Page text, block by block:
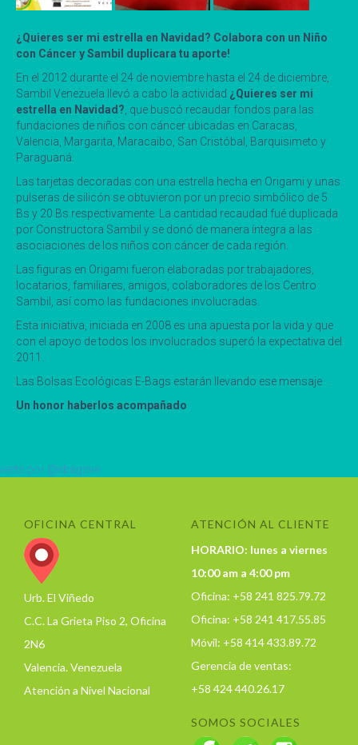
¿Quieres ser mi estrella en Navidad? Colabora con un Niño
con Cáncer y Sambil duplicara tu aporte!
En el 2012 durante el 24 de noviembre hasta el 24 de diciembre,
Sambil Venezuela llevó a cabo la actividad ¿Quieres ser mi
estrella en Navidad?, que buscó recaudar fondos para las
fundaciones de niños con cáncer ubicadas en Caracas,
Valencia, Margarita, Maracaibo, San Cristóbal, Barquisimeto y
Paraguaná.
Las tarjetas decoradas con una estrella hecha en Origami y unas
pulseras de silicón se obtuvieron por un precio simbólico de 5
Bs y 20 Bs respectivamente. La cantidad recaudad fué duplicada
por Constructora Sambil y se donó de manera íntegra a las
asociaciones de los niños con cáncer de cada región.
Las figuras en Origami fueron elaboradas por trabajadores,
locatarios, familiares, amigos, colaboradores de los Centro
Sambil, así como las fundaciones involucradas.
Esta iniciativa, iniciada en 2008 es una apuesta por la vida y que
con el apoyo de todos los involucrados superó la expectativa del
2011.
Las Bolsas Ecológicas E-Bags estarán llevando ese mensaje
Un honor haberlos acompañado
por @ebagsve
OFICINA CENTRAL
Urb. El Viñedo
C.C. La Grieta Piso 2, Oficina
2N6
Valencia. Venezuela
Atención a Nivel Nacional
ATENCIÓN AL CLIENTE
HORARIO: lunes a viernes
10:00 am a 4:00 pm
Oficina: +58 241 825.79.72
Oficina: +58 241 417.55.85
Móvil: +58 414 433.89.72
Gerencia de ventas:
+58 424 440.26.17
SOMOS SOCIALES